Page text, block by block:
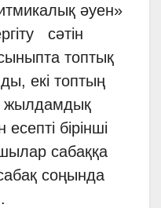
әуен»
сәтін
топтық
екі топтың
жылдамдық
есепті бірінші
сабаққа
соңында